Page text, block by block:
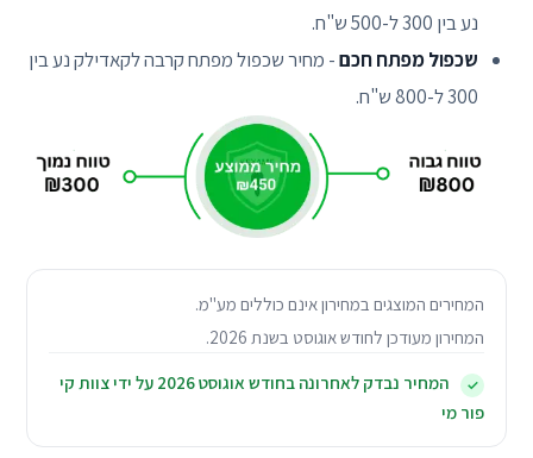
נע בין 300 ל-500 ש"ח.
שכפול מפתח חכם- מחיר שכפול מפתח קרבה לקאדילק נע בין
300 ל-800 ש"ח.
המחירים המוצגים במחירון אינם כוללים מע"מ.
המחירון מעודכן לחודשאוגוסט בשנת 2026
.
✓ המחיר נבדק לאחרונה בחודש אוגוסט2026 על ידי צוות קי
פור מי